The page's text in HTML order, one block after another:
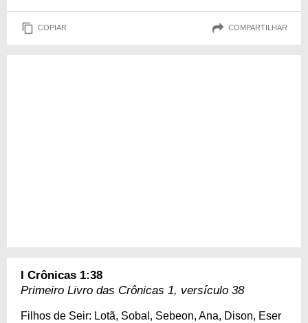
COPIAR COMPARTILHAR
I Crônicas 1:38
Primeiro Livro das Crônicas 1, versículo 38
Filhos de Seir: Lotã, Sobal, Sebeon, Ana, Dison, Eser